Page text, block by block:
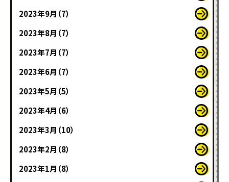
2023年9月（7）
2023年8月（7）
2023年7月（7）
2023年6月（7）
2023年5月（5）
2023年4月（6）
2023年3月（10）
2023年2月（8）
2023年1月（8）